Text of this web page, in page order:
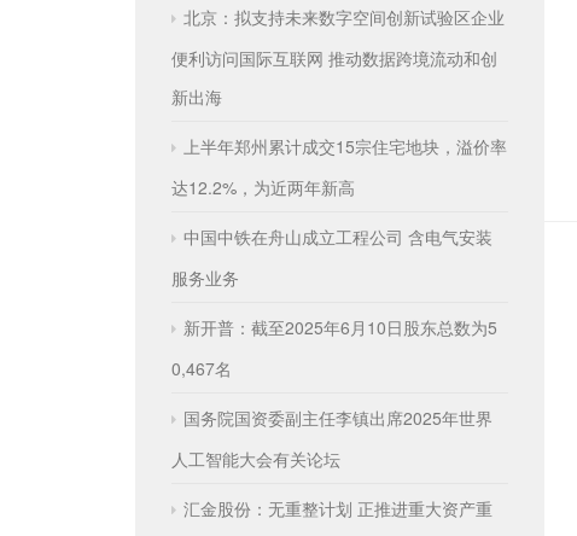
北京：拟支持未来数字空间创新试验区企业
便利访问国际互联网 推动数据跨境流动和创
新出海
上半年郑州累计成交15宗住宅地块，溢价率
达12.2%，为近两年新高
中国中铁在舟山成立工程公司 含电气安装
服务业务
新开普：截至2025年6月10日股东总数为5
0,467名
国务院国资委副主任李镇出席2025年世界
人工智能大会有关论坛
汇金股份：无重整计划 正推进重大资产重